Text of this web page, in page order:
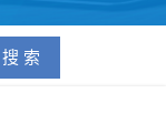
搜 索